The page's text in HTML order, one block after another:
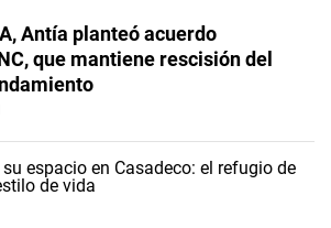
Antía planteó acuerdo
que mantiene rescisión del